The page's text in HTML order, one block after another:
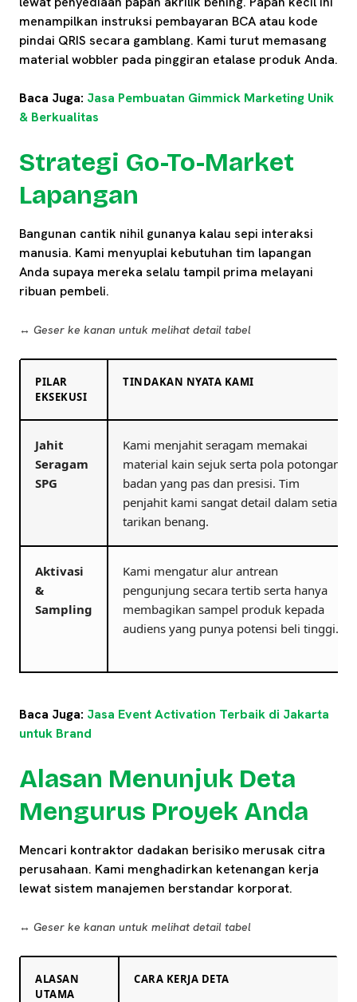
menampilkan instruksi pembayaran BCA atau kode
pindai QRIS secara gamblang. Kami turut memasang
material wobbler pada pinggiran etalase produk Anda.
Baca Juga: Jasa Pembuatan Gimmick Marketing Unik
& Berkualitas
Strategi Go-To-Market
Lapangan
Bangunan cantik nihil gunanya kalau sepi interaksi
manusia. Kami menyuplai kebutuhan tim lapangan
Anda supaya mereka selalu tampil prima melayani
ribuan pembeli.
↔️ Geser ke kanan untuk melihat detail tabel
PILAR
EKSEKUSI
TINDAKAN NYATA KAMI
Jahit
Seragam
SPG
Kami menjahit seragam memakai
material kain sejuk serta pola potongan
badan yang pas dan presisi. Tim
penjahit kami sangat detail dalam setiap
tarikan benang.
Aktivasi
&
Sampling
Kami mengatur alur antrean
pengunjung secara tertib serta hanya
membagikan sampel produk kepada
audiens yang punya potensi beli tinggi.
Baca Juga: Jasa Event Activation Terbaik di Jakarta
untuk Brand
Alasan Menunjuk Deta
Mengurus Proyek Anda
Mencari kontraktor dadakan berisiko merusak citra
perusahaan. Kami menghadirkan ketenangan kerja
lewat sistem manajemen berstandar korporat.
↔️ Geser ke kanan untuk melihat detail tabel
ALASAN
UTAMA
CARA KERJA DETA